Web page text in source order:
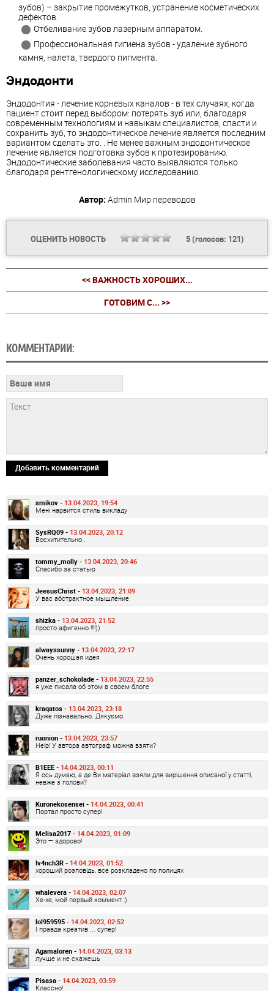
зубов) – закрытие промежутков, устранение косметических
дефектов.
Отбеливание зубов лазерным аппаратом.
Профессиональная гигиена зубов - удаление зубного
камня, налета, твердого пигмента.
Эндодонти
Эндодонтия - лечение корневых каналов - в тех случаях, когда
пациент стоит перед выбором: потерять зуб или, благодаря
современным технологиям и навыкам специалистов, спасти и
сохранить зуб, то эндодонтическое лечение является последним
вариантом сделать это. . Не менее важным эндодонтическое
лечение является подготовка зубов к протезированию.
Эндодонтические заболевания часто выявляются только
благодаря рентгенологическому исследованию.
Автор: Admin Мир переводов
ОЦЕНИТЬ НОВОСТЬ 5(голосов: 121)
<< ВАЖНОСТЬ ХОРОШИХ...
ГОТОВИМ С... >>
КОММЕНТАРИИ:
Добавить комментарий
smikov - 13.04.2023, 19:54
Мені нарвится стиль викладу
SysRQ09 - 13.04.2023, 20:12
Восхитительно..
tommy_molly - 13.04.2023, 20:46
Спасибо за статью
JeesusChrist - 13.04.2023, 21:09
У вас абстрактное мышление
shizka - 13.04.2023, 21:52
просто афигенно !!!!))
alwayssunny - 13.04.2023, 22:17
Очень хорошая идея
panzer_schokolade - 13.04.2023, 22:55
я уже писала об этом в своем блоге
kraqatos - 13.04.2023, 23:18
Дуже пізнавально. Дякуємо.
ruonion - 13.04.2023, 23:57
Help! У автора автограф можна взяти?
B1EEE - 14.04.2023, 00:11
Я ось думаю, а де Ви матеріал взяли для вирішення описаної у статті,
невже з голови?
Kuronekosensei - 14.04.2023, 00:41
Портал просто супер!
Melisa2017 - 14.04.2023, 01:09
Это — здорово!
Iv4nch3R - 14.04.2023, 01:52
хороший розповідь, все розкладено по полицях
whalevera - 14.04.2023, 02:07
Хе-хе, мой первый коммент :)
lol959595 - 14.04.2023, 02:52
І правда креатив ... супер!
Agamaloren - 14.04.2023, 03:13
лучше и не скажешь
Pisasa - 14.04.2023, 03:59
Классно!